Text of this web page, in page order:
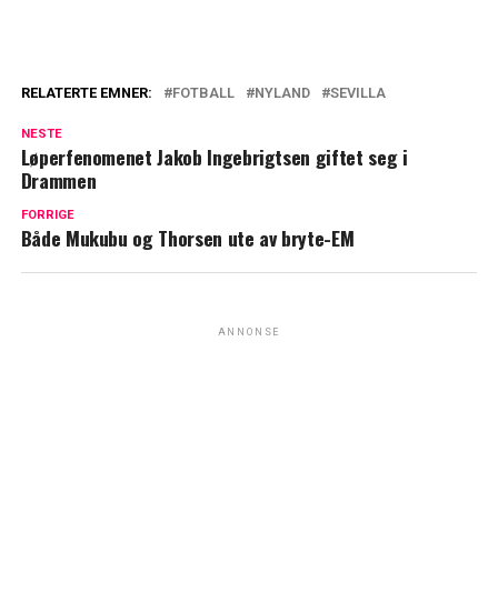
RELATERTE EMNER: FOTBALL NYLAND SEVILLA
NESTE
Løperfenomenet Jakob Ingebrigtsen giftet seg i
Drammen
FORRIGE
Både Mukubu og Thorsen ute av bryte-EM
ANNONSE